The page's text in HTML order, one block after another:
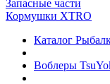
Запасные части
Кормушки XTRO
Каталог
Воблеры